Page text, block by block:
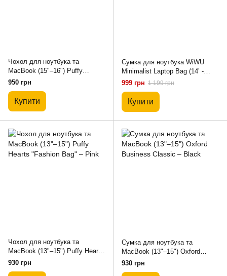
Чохол для ноутбука та
MacBook (15"–16") Puffy
Flowers "Kazum" – Pink
950 грн
Купити
Сумка для ноутбука WiWU
Minimalist Laptop Bag (14’ -
14.2‘) - Black
999 грн 1 199 грн
Купити
Чохол для ноутбука та
MacBook (13"–15") Puffy Hearts
"Fashion Bag" – Pink
930 грн
Сумка для ноутбука та
MacBook (13"–15") Oxford
Business Classic – Black
930 грн